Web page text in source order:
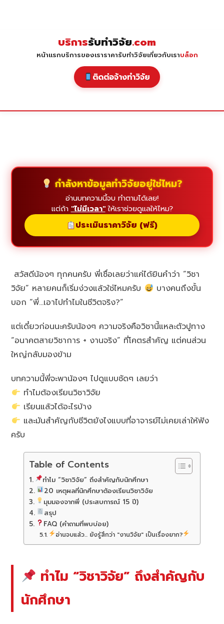
บริการรับทำวิจัย.com
หน้าแรกบริการของเราราคารับทำวิจัยเกี่ยวกับเราบล็อก
ติดต่อจ้างทำวิจัย
กำลังหาข้อมูลทำวิจัยอยู่ใช่ไหม?
อ่านบทความนี้จบ ทำตามได้เลย!
แต่ถ้า "ไม่มีเวลา"ให้เราช่วยดูแลให้ไหม?
ประเมินราคาวิจัย (ฟรี)
สวัสดีน้องๆ ทุกคนครับ พี่เชื่อเลยว่าแค่ได้ยินคำว่า “วิชา
วิจัย” หลายคนก็เริ่มง่วงแล้วใช่ไหมครับ
บางคนถึงขั้น
บอก “พี่…เอาไปทำไมในชีวิตจริง?”
แต่เดี๋ยวก่อนนะครับน้องๆ ความจริงคือวิชานี้แหละตัวปูทาง
“อนาคตสายวิชาการ + งานจริง” ที่โคตรสำคัญ แต่คนส่วน
ใหญ่กลับมองข้าม
บทความนี้พี่จะพาน้องๆ ไปดูแบบชัดๆ เลยว่า
ทำไมต้องเรียนวิชาวิจัย
เรียนแล้วได้อะไรบ้าง
และมันสำคัญกับชีวิตยังไงแบบที่อาจารย์ไม่เคยเล่าให้ฟัง
ครับ
Table of Contents
ทำไม “วิชาวิจัย” ถึงสำคัญกับนักศึกษา
20 เหตุผลที่นักศึกษาต้องเรียนวิชาวิจัย
มุมมองจากพี่ (ประสบการณ์ 15 ปี)
สรุป
FAQ (คำถามที่พบบ่อย)
อ่านจบแล้ว... ยังรู้สึกว่า "งานวิจัย" เป็นเรื่องยาก?
ทำไม “วิชาวิจัย” ถึงสำคัญกับ
นักศึกษา